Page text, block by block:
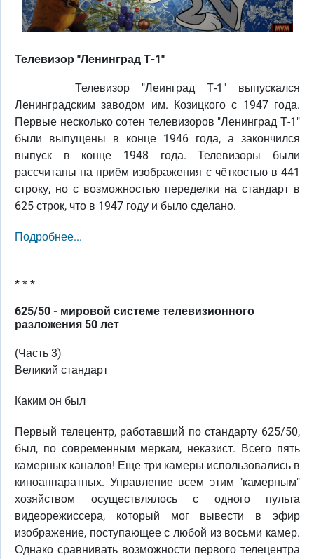
Телевизор "Ленинград Т-1"
Телевизор "Леинград Т-1" выпускался
Ленинградским заводом им. Козицкого с 1947 года.
Первые несколько сотен телевизоров "Ленинград Т-1"
были выпущены в конце 1946 года, а закончился
выпуск в конце 1948 года. Телевизоры были
рассчитаны на приём изображения с чёткостью в 441
строку, но с возможностью переделки на стандарт в
625 строк, что в 1947 году и было сделано.
Подробнее...
* * *
625/50 - мировой системе телевизионного
разложения 50 лет
(Часть 3)
Великий стандарт
Каким он был
Первый телецентр, работавший по стандарту 625/50,
был, по современным меркам, неказист. Всего пять
камерных каналов! Еще три камеры использовались в
киноаппаратных. Управление всем этим "камерным"
хозяйством осуществлялось с одного пульта
видеорежиссера, который мог вывести в эфир
изображение, поступающее с любой из восьми камер.
Однако сравнивать возможности первого телецентра